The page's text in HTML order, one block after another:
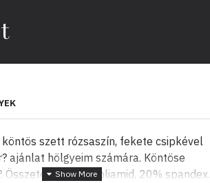
köntös szett rózsaszín, fekete csipkével
ajánlat hölgyeim számára. Köntöse
Összetétel: 80% poliamid, 20% spandex.